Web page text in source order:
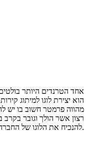
אחד הטרנדים היותר
הוא יצירת לוגו למיתוג
מהווה פרמטר חשוב בו יש
רצון אשר הולך וגובר בקרב
להנכיח את הלוגו של החברה, גם באופן וויזואלי, על גבי הקירות.